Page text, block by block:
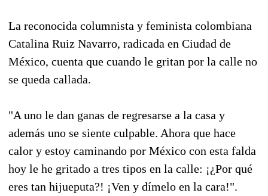
La reconocida columnista y feminista colombiana
Catalina Ruiz Navarro, radicada en Ciudad de
México, cuenta que cuando le gritan por la calle no
se queda callada.
"A uno le dan ganas de regresarse a la casa y
además uno se siente culpable. Ahora que hace
calor y estoy caminando por México con esta falda
hoy le he gritado a tres tipos en la calle: ¡¿Por qué
eres tan hijueputa?! ¡Ven y dímelo en la cara!".